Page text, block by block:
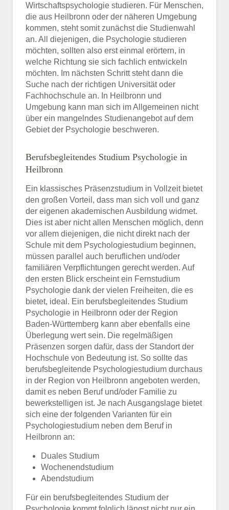
Wirtschaftspsychologie studieren. Für Menschen,
die aus Heilbronn oder der näheren Umgebung
kommen, steht somit zunächst die Studienwahl
an. All diejenigen, die Psychologie studieren
möchten, sollten also erst einmal erörtern, in
welche Richtung sie sich fachlich entwickeln
möchten. Im nächsten Schritt steht dann die
Suche nach der richtigen Universität oder
Fachhochschule an. In Heilbronn und
Umgebung kann man sich im Allgemeinen nicht
über ein mangelndes Studienangebot auf dem
Gebiet der Psychologie beschweren.
Berufsbegleitendes Studium Psychologie in
Heilbronn
Ein klassisches Präsenzstudium in Vollzeit bietet
den großen Vorteil, dass man sich voll und ganz
der eigenen akademischen Ausbildung widmet.
Dies ist aber nicht allen Menschen möglich, denn
vor allem diejenigen, die nicht direkt nach der
Schule mit dem Psychologiestudium beginnen,
müssen parallel auch beruflichen und/oder
familiären Verpflichtungen gerecht werden. Auf
den ersten Blick erscheint ein Fernstudium
Psychologie dank der vielen Freiheiten, die es
bietet, ideal. Ein berufsbegleitendes Studium
Psychologie in Heilbronn oder der Region
Baden-Württemberg kann aber ebenfalls eine
Überlegung wert sein. Die regelmäßigen
Präsenzen sorgen dafür, dass der Standort der
Hochschule von Bedeutung ist. So sollte das
berufsbegleitende Psychologiestudium durchaus
in der Region von Heilbronn angeboten werden,
damit es neben Beruf und/oder Familie zu
bewerkstelligen ist. Je nach Ausgangslage bietet
sich eine der folgenden Varianten für ein
Psychologiestudium neben dem Beruf in
Heilbronn an:
Duales Studium
Wochenendstudium
Abendstudium
Für ein berufsbegleitendes Studium der